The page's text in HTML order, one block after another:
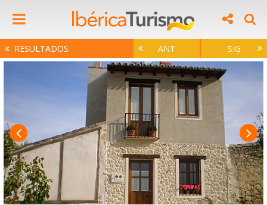
RESULTADOS ANT SIG